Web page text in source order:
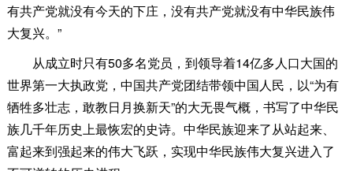
有共产党就没有今天的下庄，没有共产党就没有中华民族伟
大复兴。”
从成立时只有50多名党员，到领导着14亿多人口大国的
世界第一大执政党，中国共产党团结带领中国人民，以“为有
牺牲多壮志，敢教日月换新天”的大无畏气概，书写了中华民
族几千年历史上最恢宏的史诗。中华民族迎来了从站起来、
富起来到强起来的伟大飞跃，实现中华民族伟大复兴进入了